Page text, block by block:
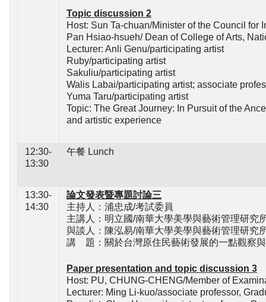
Topic discussion 2
Host: Sun Ta-chuan/Minister of the Council for
Pan Hsiao-hsueh/ Dean of College of Arts,
Lecturer: Anli Genu/participating artist
Ruby/participating artist
Sakuliu/participating artist
Walis Labai/participating artist; associate
Yuma Taru/participating artist
Topic: The Great Journey: In Pursuit of the
and artistic experience
12:30-
13:30
午餐 Lunch
13:30-
14:30
論文發表暨專題討論三
主持人：浦忠成/考試委員
主講人：明立國/南華大學美學與藝術管理研究
與談人：陳泓易/南華大學美學與藝術管理研究
講 題：關於台灣原住民藝術發展的一點觀察
Paper presentation and topic discussion 3
Host: PU, CHUNG-CHENG/Member of
Lecturer: Ming Li-kuo/associate professor,